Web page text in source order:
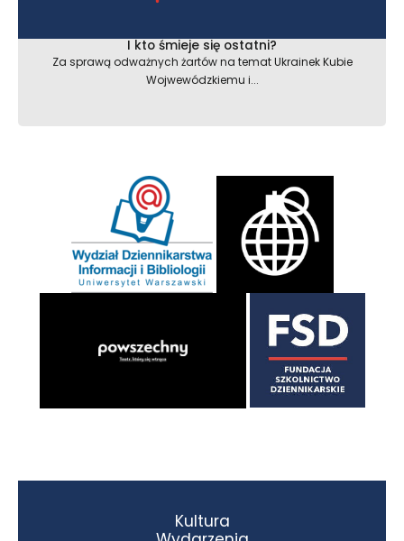
I kto śmieje się ostatni?
Za sprawą odważnych żartów na temat Ukrainek Kubie
Wojwewódzkiemu i...
Kultura